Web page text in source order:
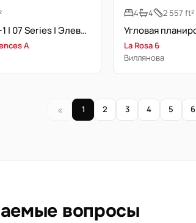
Просторная 2+1 | 07 Series | Элевированный образ жизни
A
4
4 2 557 ft²
La Rosa 6
Виллянова
« 1 2 3 4 5 6
вопросы